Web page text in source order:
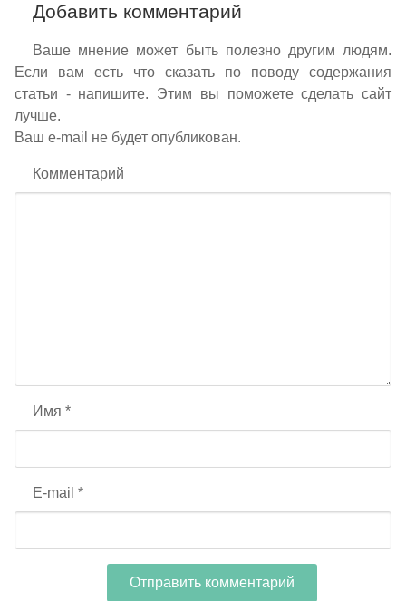
Добавить комментарий
Ваше мнение может быть полезно другим людям.
Если вам есть что сказать по поводу содержания
статьи - напишите. Этим вы поможете сделать сайт
лучше.
Ваш e-mail не будет опубликован.
Комментарий
Имя *
E-mail *